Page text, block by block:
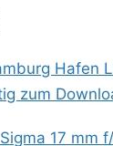
Hafen
zum
17 mm